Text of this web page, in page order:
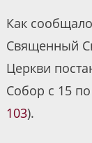
Как
Священный
Церкви
Собор с 15
103).